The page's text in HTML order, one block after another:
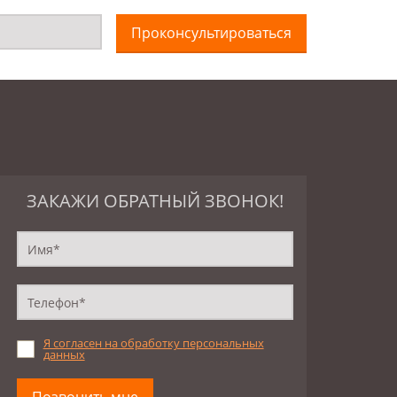
Проконсультироваться
ЗАКАЖИ ОБРАТНЫЙ ЗВОНОК!
Я согласен на обработку персональных
данных